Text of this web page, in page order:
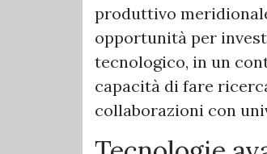
produttivo
opportunità per
tecnologico, in un
capacità di fare
collaborazioni con